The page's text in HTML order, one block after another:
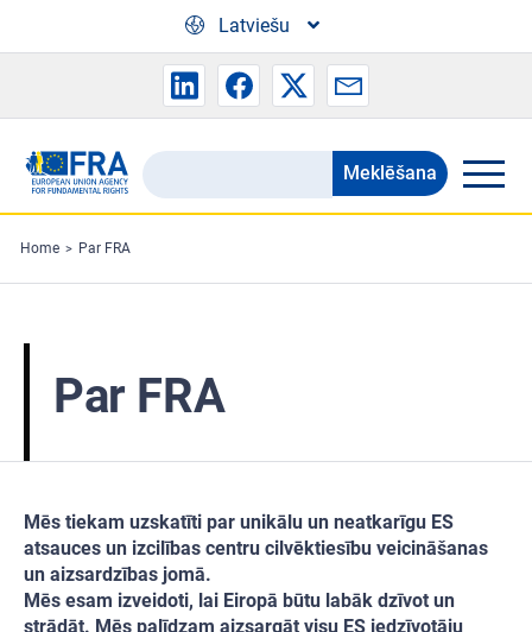
Latviešu
Search
the
website
Meklēšana
Home Par FRA
Par FRA
Mēs tiekam uzskatīti par unikālu un neatkarīgu ES
atsauces un izcilības centru cilvēktiesību veicināšanas
un aizsardzības jomā.
Mēs esam izveidoti, lai Eiropā būtu labāk dzīvot un
strādāt. Mēs palīdzam aizsargāt visu ES iedzīvotāju